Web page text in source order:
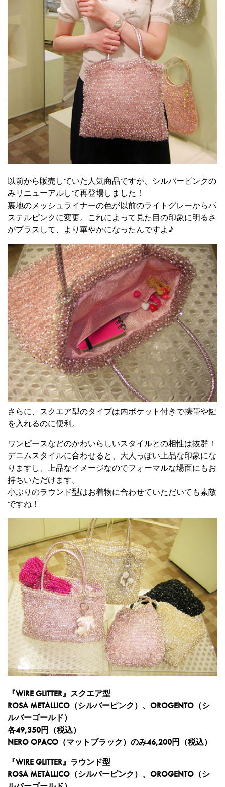
以前から販売していた人気商品ですが、シルバーピンクの
みリニューアルして再登場しました！
裏地のメッシュライナーの色が以前のライトグレーからパ
ステルピンクに変更。これによって見た目の印象に明るさ
がプラスして、より華やかになったんですよ♪
さらに、スクエア型のタイプは内ポケット付きで携帯や鍵
を入れるのに便利。
ワンピースなどのかわいらしいスタイルとの相性は抜群！
デニムスタイルに合わせると、大人っぽい上品な印象にな
りますし、上品なイメージなのでフォーマルな場面にもお
持ちいただけます。
小ぶりのラウンド型はお着物に合わせていただいても素敵
ですね！
『WIRE GLITTER』スクエア型
ROSA METALLICO（シルバーピンク）、OROGENTO（シ
ルバーゴールド）
各49,350円（税込）
NERO OPACO（マットブラック）のみ46,200円（税込）
『WIRE GLITTER』ラウンド型
ROSA METALLICO（シルバーピンク）、OROGENTO（シ